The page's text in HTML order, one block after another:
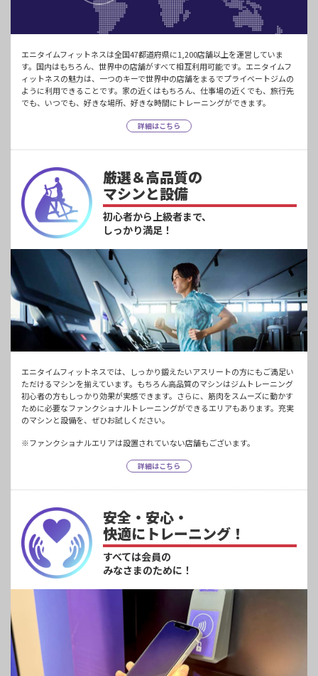
エニタイムフィットネスは全国47都道府県に1,200店舗以上を運営していま
す。国内はもちろん、世界中の店舗がすべて相互利用可能です。エニタイムフ
ィットネスの魅力は、一つのキーで世界中の店舗をまるでプライベートジムの
ように利用できることです。家の近くはもちろん、仕事場の近くでも、旅行先
でも、いつでも、好きな場所、好きな時間にトレーニングができます。
詳細はこちら
厳選＆高品質の
マシンと設備
初心者から上級者まで、
しっかり満足！
エニタイムフィットネスでは、しっかり鍛えたいアスリートの方にもご満足い
ただけるマシンを揃えています。もちろん高品質のマシンはジムトレーニング
初心者の方もしっかり効果が実感できます。さらに、筋肉をスムーズに動かす
ために必要なファンクショナルトレーニングができるエリアもあります。充実
のマシンと設備を、ぜひお試しください。
※ファンクショナルエリアは設置されていない店舗もございます。
詳細はこちら
安全・安心・
快適にトレーニング！
すべては会員の
みなさまのために！